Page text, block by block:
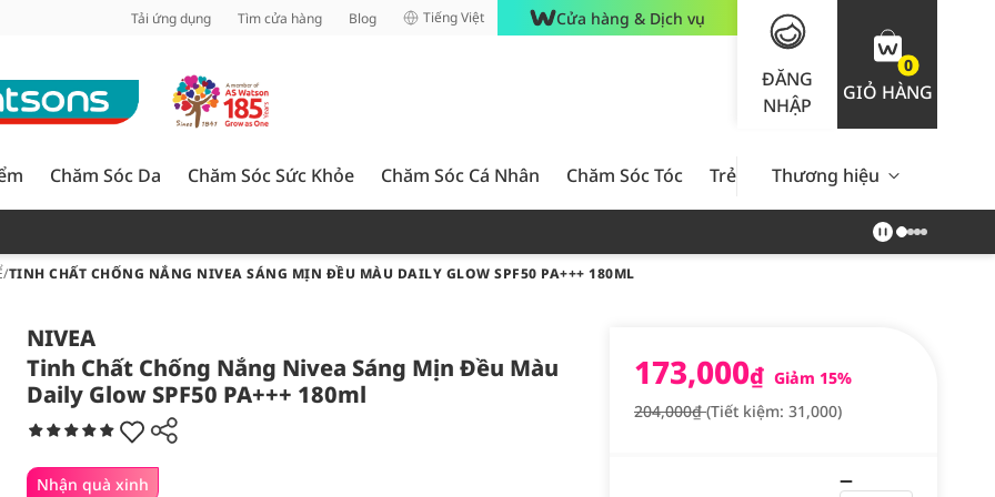
Tải ứng dụng Tìm cửa hàng Blog Tiếng Việt Cửa hàng & Dịch vụ
ĐĂNG
NHẬP
0
GIỎ HÀNG
Chăm Sóc Da Chăm Sóc Sức Khỏe Chăm Sóc Cá Nhân Chăm Sóc Tóc Trẻ Em Nam Giới Chăm Sóc
Thương hiệu
/TINH CHẤT CHỐNG NẮNG NIVEA SÁNG MỊN ĐỀU MÀU DAILY GLOW SPF50 PA+++ 180ML
NIVEA
Tinh Chất Chống Nắng Nivea Sáng Mịn Đều Màu
Daily Glow SPF50 PA+++ 180ml
Nhận quà xinh
173,000₫ Giảm 15%
204,000₫(Tiết kiệm: 31,000)